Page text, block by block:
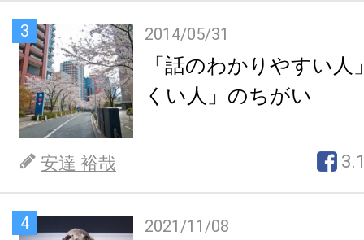
3 2014/05/31
「話のわかりやすい
くい人」のちがい
安達 裕哉
4 2021/11/08